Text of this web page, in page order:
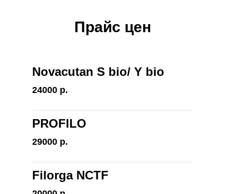
Прайс цен
Novacutan S bio/ Y bio
24000 р.
PROFILO
29000 р.
Filorga NCTF